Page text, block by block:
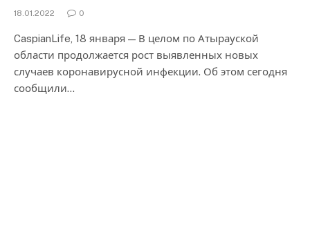
18.01.2022 0
CaspianLife, 18 января — В целом по Атырауской
области продолжается рост выявленных новых
случаев коронавирусной инфекции. Об этом сегодня
сообщили…